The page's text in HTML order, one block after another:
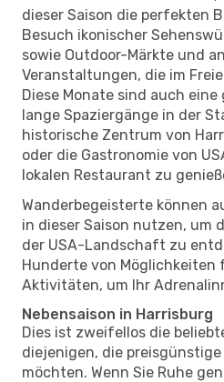
dieser Saison die perfekten
Besuch ikonischer
sowie Outdoor-Märkte und
Veranstaltungen, die im
Diese Monate sind auch
lange Spaziergänge in der
historische Zentrum von
oder die Gastronomie von
lokalen Restaurant zu
Wanderbegeisterte können
in dieser Saison nutzen, um
der USA-Landschaft zu
Hunderte von Möglichkeiten
Aktivitäten, um Ihr
Nebensaison in Harrisburg
Dies ist zweifellos die
diejenigen, die preisgünstige
möchten. Wenn Sie Ruhe